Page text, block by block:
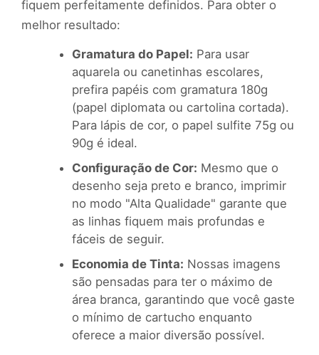
fiquem perfeitamente definidos. Para obter o
melhor resultado:
Gramatura do Papel: Para usar
aquarela ou canetinhas escolares,
prefira papéis com gramatura 180g
(papel diplomata ou cartolina cortada).
Para lápis de cor, o papel sulfite 75g ou
90g é ideal.
Configuração de Cor: Mesmo que o
desenho seja preto e branco, imprimir
no modo "Alta Qualidade" garante que
as linhas fiquem mais profundas e
fáceis de seguir.
Economia de Tinta: Nossas imagens
são pensadas para ter o máximo de
área branca, garantindo que você gaste
o mínimo de cartucho enquanto
oferece a maior diversão possível.